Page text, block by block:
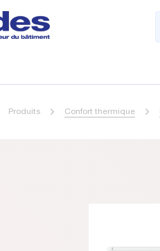
Produits Confort thermique